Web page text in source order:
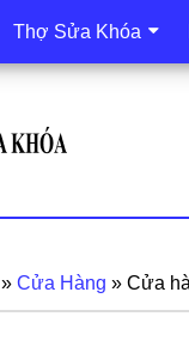
Thợ Sửa Khóa
» Cửa Hàng » Cửa